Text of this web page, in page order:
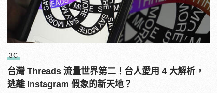
3C
台灣 Threads 流量世界第二！台人愛用 4 大解析，
逃離 Instagram 假象的新天地？